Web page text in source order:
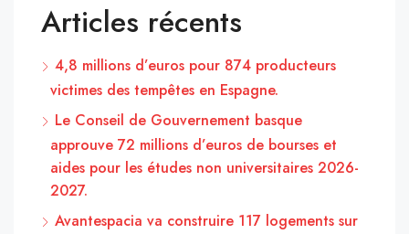
Articles récents
4,8 millions d’euros pour 874 producteurs
victimes des tempêtes en Espagne.
Le Conseil de Gouvernement basque
approuve 72 millions d’euros de bourses et
aides pour les études non universitaires 2026-
2027.
Avantespacia va construire 117 logements sur